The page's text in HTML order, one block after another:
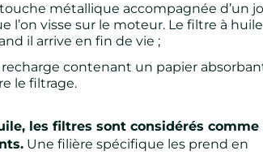
métallique accompagnée d’un
l’on visse sur le moteur. Le filtre à
il arrive en fin de vie ;
contenant un papier
le filtrage.
les filtres sont considérés comme
Une filière spécifique les prend en